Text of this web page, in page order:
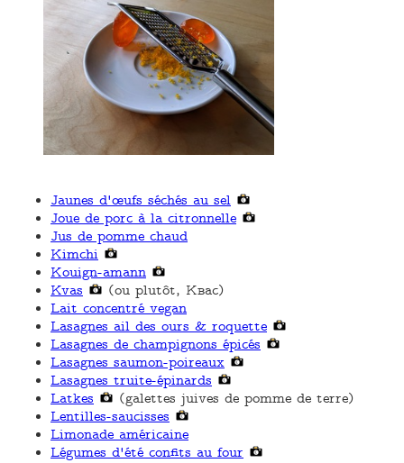
Jaunes d'œufs séchés au sel
Joue de porc à la citronnelle
Jus de pomme chaud
Kimchi
Kouign-amann
Kvas
(ou plutôt, Квас)
Lait concentré vegan
Lasagnes ail des ours & roquette
Lasagnes de champignons épicés
Lasagnes saumon-poireaux
Lasagnes truite-épinards
Latkes
(galettes juives de pomme de terre)
Lentilles-saucisses
Limonade américaine
Légumes d'été confits au four